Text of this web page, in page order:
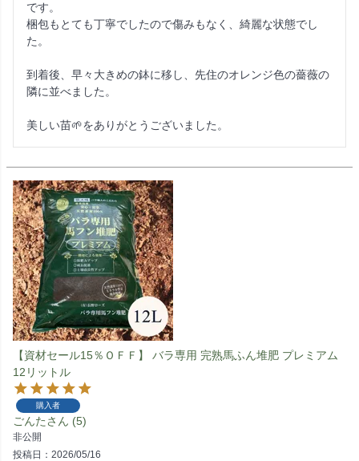
です。
梱包もとても丁寧でしたので傷みもなく、綺麗な状態でし
た。
到着後、早々大きめの鉢に移し、先住のオレンジ色の薔薇の
隣に並べました。
美しい苗🌱をありがとうございました。
【資材セール15％ＯＦＦ】 バラ専用 完熟馬ふん堆肥 プレミアム
12リットル
購入者
ごんた 5
非公開
投稿日
2026/05/16